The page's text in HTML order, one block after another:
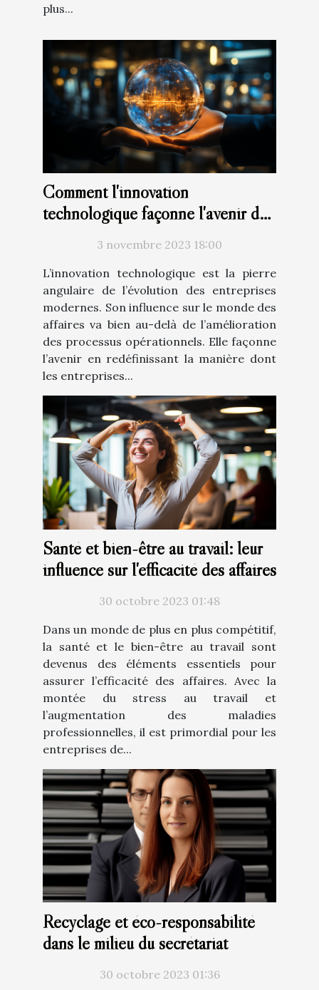
plus...
Comment l'innovation
technologique façonne l'avenir des
entreprises3 novembre 2023 18:00
L’innovation technologique est la pierre
angulaire de l’évolution des entreprises
modernes. Son influence sur le monde des
affaires va bien au-delà de l’amélioration
des processus opérationnels. Elle façonne
l’avenir en redéfinissant la manière dont
les entreprises...
Santé et bien-être au travail: leur
influence sur l'efficacité des affaires
30 octobre 2023 01:48
Dans un monde de plus en plus compétitif,
la santé et le bien-être au travail sont
devenus des éléments essentiels pour
assurer l’efficacité des affaires. Avec la
montée du stress au travail et
l’augmentation des maladies
professionnelles, il est primordial pour les
entreprises de...
Recyclage et éco-responsabilité
dans le milieu du secrétariat
30 octobre 2023 01:36